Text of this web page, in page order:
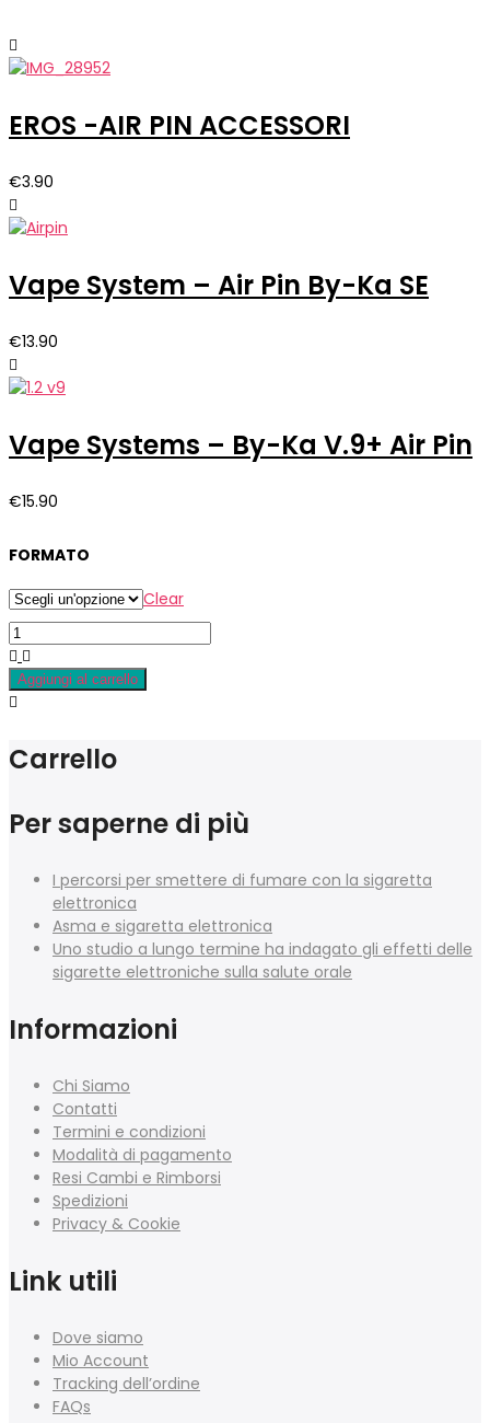
EROS -AIR PIN ACCESSORI
€3.90
Vape System – Air Pin By-Ka SE
€13.90
Vape Systems – By-Ka V.9+ Air Pin
€15.90
FORMATO
Clear
Aggiungi al carrello
Carrello
Per saperne di più
I percorsi per smettere di fumare con la sigaretta
elettronica
Asma e sigaretta elettronica
Uno studio a lungo termine ha indagato gli effetti delle
sigarette elettroniche sulla salute orale
Informazioni
Chi Siamo
Contatti
Termini e condizioni
Modalità di pagamento
Resi Cambi e Rimborsi
Spedizioni
Privacy & Cookie
Link utili
Dove siamo
Mio Account
Tracking dell’ordine
FAQs